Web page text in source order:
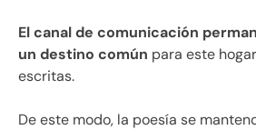
El canal de comunicación
un destino común para este
escritas.
De este modo, la poesía se